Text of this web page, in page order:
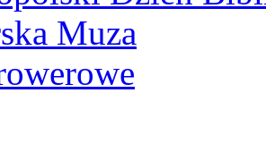
Muza